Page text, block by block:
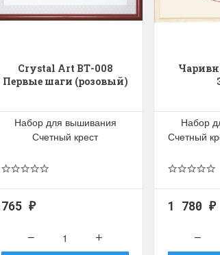
Crystal Art ВТ-008
Первые шаги (розовый)
Набор для вышивания
Счетный крест
765 ₽
Набор
Счетный
1 780 ₽